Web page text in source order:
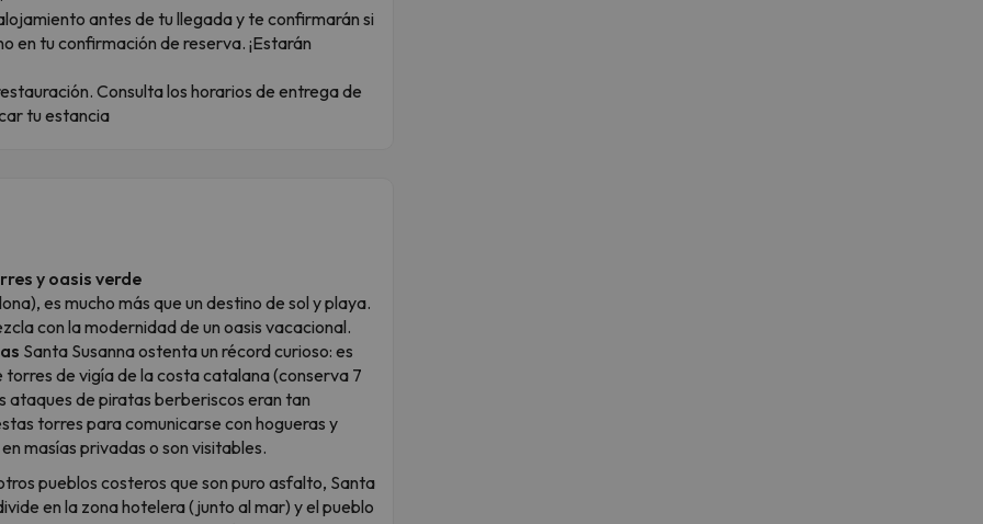
antes de tu llegada y te confirmarán si
en tu confirmación de reserva. ¡Estarán
Consulta los horarios de entrega de
tu estancia
y oasis verde
es mucho más que un destino de sol y playa.
con la modernidad de un oasis vacacional.
Santa Susanna ostenta un récord curioso: es
de vigía de la costa catalana (conserva 7
ataques de piratas berberiscos eran tan
torres para comunicarse con hogueras y
masías privadas o son visitables.
pueblos costeros que son puro asfalto, Santa
en la zona hotelera (junto al mar) y el pueblo